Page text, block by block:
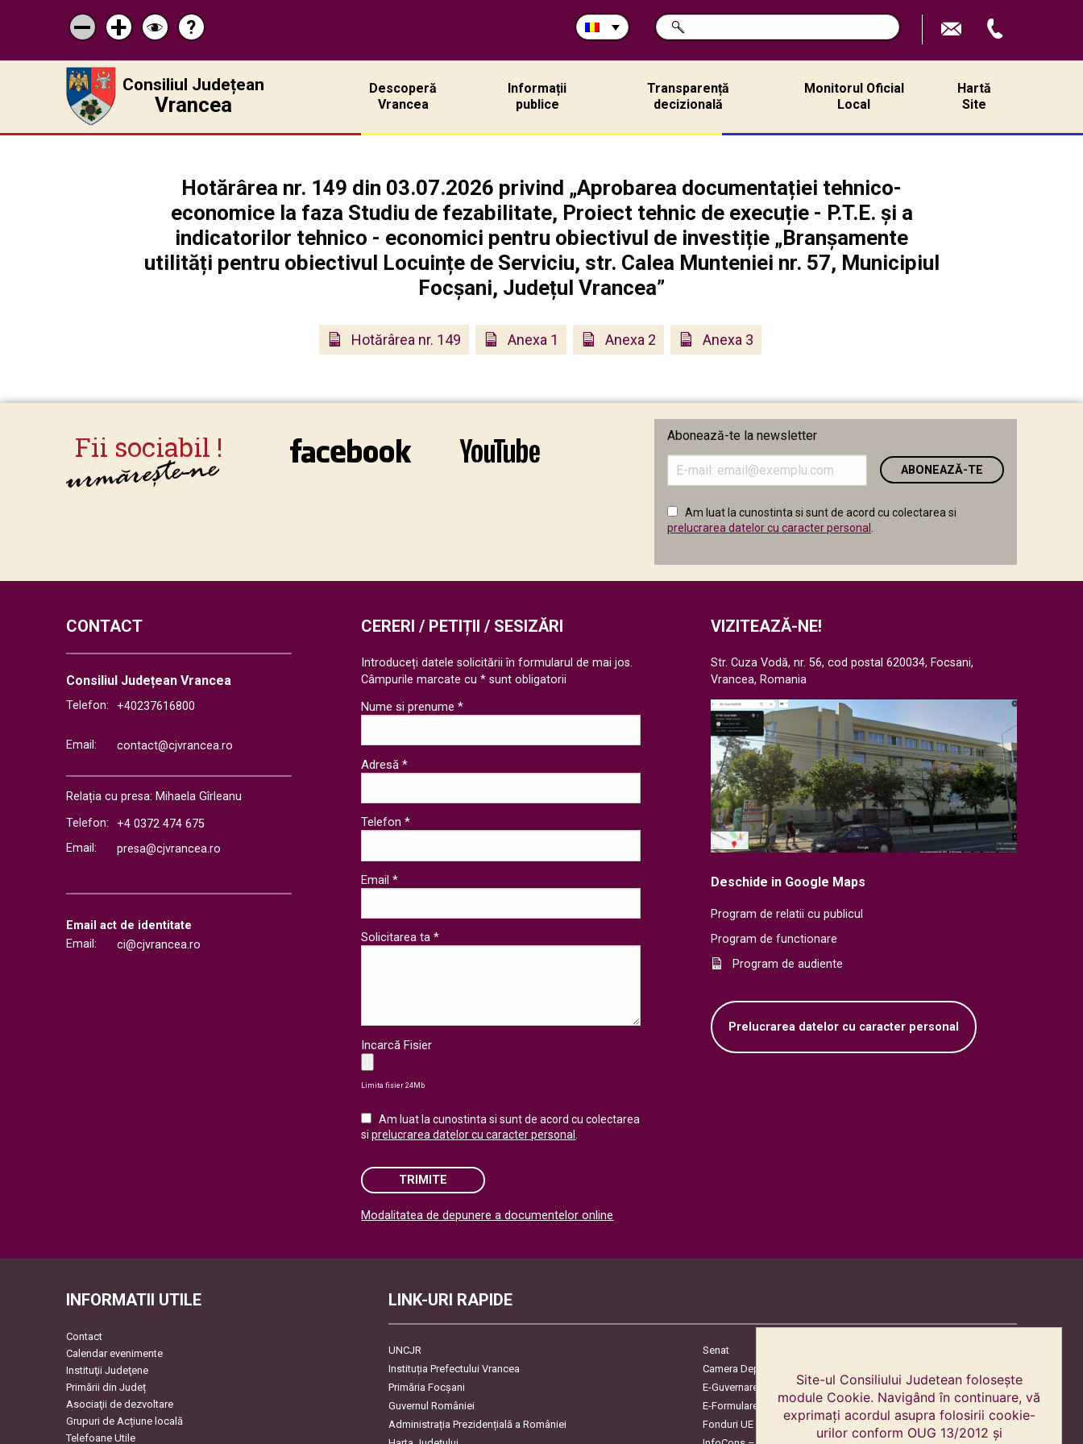
Micșorează
scrisul
Mărește
scrisul
Schimbă
contrastul
Pagina
de
ajutor
?
Caută
în
CAUTĂ
Consiliul Județean
Vrancea
Descoperă
Vrancea
Informații
publice
Transparență
decizională
Monitorul Oficial
Local
Hartă
Site
Hotărârea nr. 149 din 03.07.2026 privind „Aprobarea documentației tehnico-
economice la faza Studiu de fezabilitate, Proiect tehnic de execuție - P.T.E. și a
indicatorilor tehnico - economici pentru obiectivul de investiție „Branșamente
utilități pentru obiectivul Locuințe de Serviciu, str. Calea Munteniei nr. 57, Municipiul
Focșani, Județul Vrancea”
Hotărârea nr. 149 Anexa 1 Anexa 2 Anexa 3
Abonează-te la newsletter
adresa
email
în
câmpul
Am luat la cunostinta si sunt de acord cu colectarea si
prelucrarea datelor cu caracter personal .
CONTACT
Consiliul Județean Vrancea
Telefon: +40237616800
Email: contact@cjvrancea.ro
Relația cu presa: Mihaela Gîrleanu
Telefon:
+4 0372 474 675
Email:
presa@cjvrancea.ro
Email act de identitate
Email:
ci@cjvrancea.ro
VIZITEAZĂ-NE!
Str. Cuza Vodă, nr. 56, cod postal 620034, Focsani,
Vrancea, Romania
Deschide in Google Maps
Program de relatii cu publicul
Program de functionare
Program de audiente
Prelucrarea datelor cu caracter personal
CERERI / PETIȚII / SESIZĂRI
Introduceți datele solicitării în formularul de mai jos.
Câmpurile marcate cu * sunt obligatorii
Nume si prenume *
Adresă *
Telefon *
Email *
Solicitarea ta *
Incarcă Fisier
Limita fisier 24Mb
Am luat la cunostinta si sunt de acord cu colectarea
siprelucrarea datelor cu caracter personal.
TRIMITE
Modalitatea de depunere a documentelor online
INFORMATII UTILE
Contact
Calendar evenimente
Instituţii Judeţene
Primării din Județ
Asociaţii de dezvoltare
Grupuri de Acțiune locală
Telefoane Utile
LINK-URI RAPIDE
UNCJR
Senat
Instituția Prefectului Vrancea
Camera Deputaților
Primăria Focşani
E-Guvernare
Guvernul României
E-Formulare
Administrația Prezidențială a României
Fonduri UE
Site-ul Consiliului Judetean folosește
module Cookie. Navigând în continuare, vă
exprimați acordul asupra folosirii cookie-
urilor conform OUG 13/2012 și